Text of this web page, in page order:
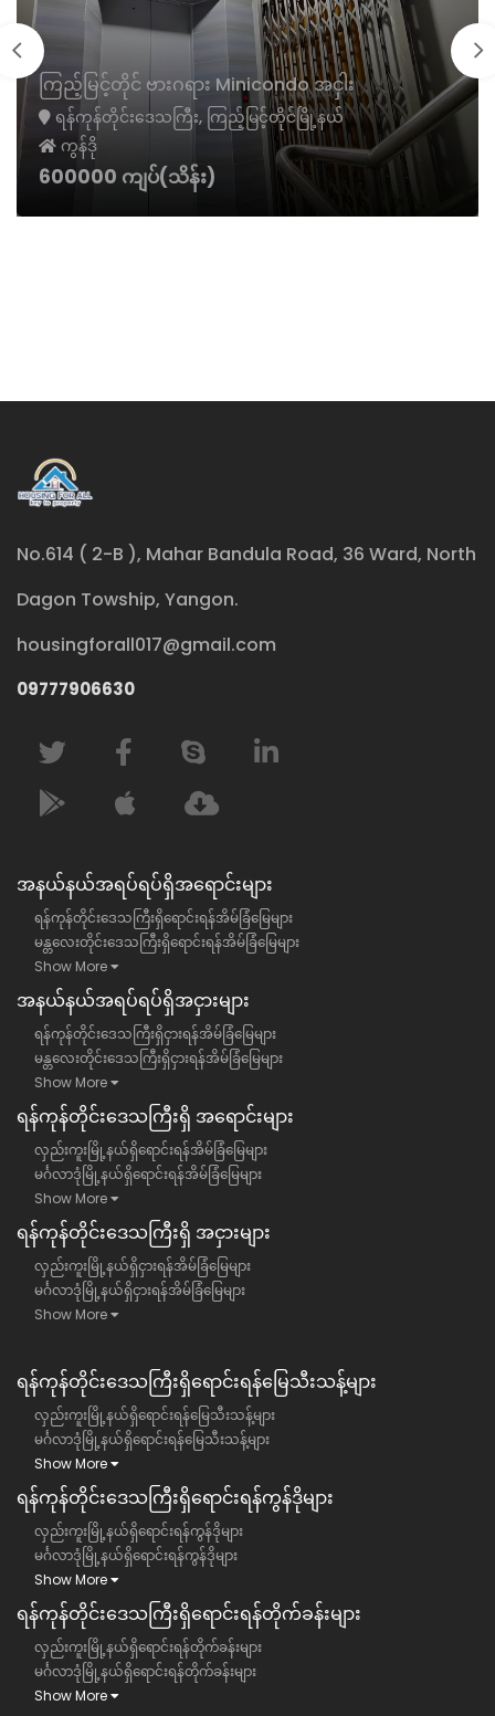
ကြည့်မြင့်တိုင် ဗားဂရား Minicondo အငှါး
ရန်ကုန်တိုင်းဒေသကြီး, ကြည့်မြင့်တိုင်မြို့နယ်
ကွန်ဒို
600000 ကျပ်(သိန်း)
No.614 ( 2-B ), Mahar Bandula Road, 36 Ward, North
Dagon Towship, Yangon.
housingforall017@gmail.com
09777906630
အနယ်နယ်အရပ်ရပ်ရှိအရောင်းများ
ရန်ကုန်တိုင်းဒေသကြီးရှိရောင်းရန်အိမ်ခြံမြေများ
မန္တလေးတိုင်းဒေသကြီးရှိရောင်းရန်အိမ်ခြံမြေများ
Show More
အနယ်နယ်အရပ်ရပ်ရှိအငှားများ
ရန်ကုန်တိုင်းဒေသကြီးရှိငှားရန်အိမ်ခြံမြေများ
မန္တလေးတိုင်းဒေသကြီးရှိငှားရန်အိမ်ခြံမြေများ
Show More
ရန်​ကုန်တိုင်းဒေသကြီး​ရှိ အရောင်းများ
လှည်းကူးမြို့နယ်ရှိရောင်းရန်အိမ်ခြံမြေများ
မင်္ဂလာဒုံမြို့နယ်ရှိရောင်းရန်အိမ်ခြံမြေများ
Show More
ရန်​ကုန်တိုင်းဒေသကြီး​ရှိ အငှားများ
လှည်းကူးမြို့နယ်ရှိငှားရန်အိမ်ခြံမြေများ
မင်္ဂလာဒုံမြို့နယ်ရှိငှားရန်အိမ်ခြံမြေများ
Show More
ရန်ကုန်တိုင်းဒေသကြီး​ရှိရောင်းရန်မြေသီးသန့်များ
လှည်းကူးမြို့နယ်ရှိရောင်းရန်မြေသီးသန့်များ
မင်္ဂလာဒုံမြို့နယ်ရှိရောင်းရန်မြေသီးသန့်များ
Show More
ရန်ကုန်တိုင်းဒေသကြီး​ရှိရောင်းရန်ကွန်ဒိုများ
လှည်းကူးမြို့နယ်ရှိရောင်းရန်ကွန်ဒိုများ
မင်္ဂလာဒုံမြို့နယ်ရှိရောင်းရန်ကွန်ဒိုများ
Show More
ရန်ကုန်တိုင်းဒေသကြီး​ရှိရောင်းရန်တိုက်ခန်းများ
လှည်းကူးမြို့နယ်ရှိရောင်းရန်တိုက်ခန်းများ
မင်္ဂလာဒုံမြို့နယ်ရှိရောင်းရန်တိုက်ခန်းများ
Show More